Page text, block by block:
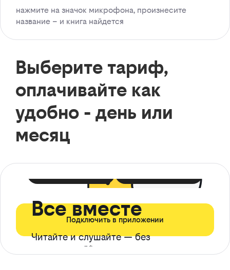
нажмите на значок микрофона, произнесите
название – и книга найдется
Выберите тариф,
оплачивайте как
удобно - день или
месяц
Все вместе
Читайте и слушайте — без
ограничений*
Подключить в приложении